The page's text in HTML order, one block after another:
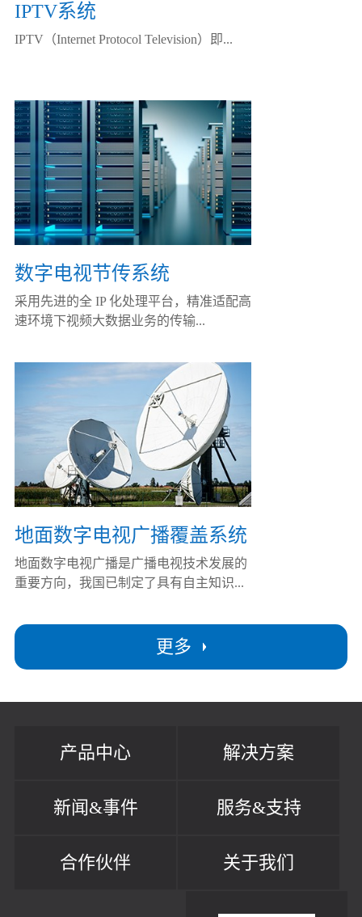
更多
IPTV系统
IPTV（Internet Protocol Television）即...
数字电视节传系统
采用先进的全 IP 化处理平台，精准适配高
速环境下视频大数据业务的传输...
地面数字电视广播覆盖系统
地面数字电视广播是广播电视技术发展的
重要方向，我国已制定了具有自主知识...
产品中心 解决方案
新闻&事件 服务&支持
合作伙伴 关于我们